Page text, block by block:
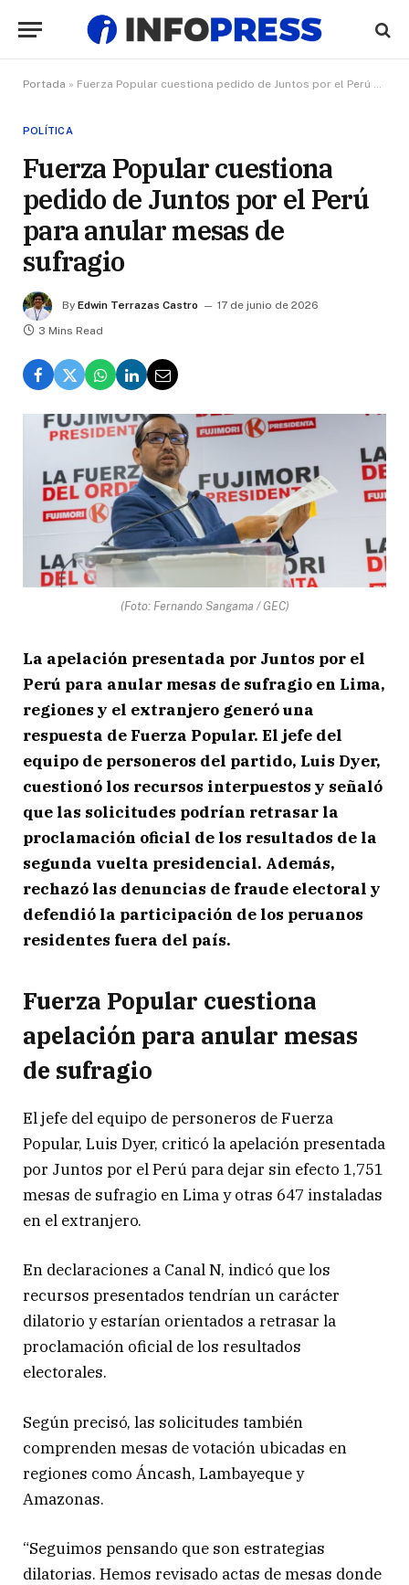
Portada » Fuerza Popular cuestiona pedido de Juntos por el Perú para anular mesas de sufragio
POLÍTICA
Fuerza Popular cuestiona
pedido de Juntos por el Perú
para anular mesas de
sufragio
By Edwin Terrazas Castro
17 de junio de 2026
3 Mins Read
(Foto: Fernando Sangama / GEC)
La apelación presentada por Juntos por el
Perú para anular mesas de sufragio en Lima,
regiones y el extranjero generó una
respuesta de Fuerza Popular. El jefe del
equipo de personeros del partido, Luis Dyer,
cuestionó los recursos interpuestos y señaló
que las solicitudes podrían retrasar la
proclamación oficial de los resultados de la
segunda vuelta presidencial. Además,
rechazó las denuncias de fraude electoral y
defendió la participación de los peruanos
residentes fuera del país.
Fuerza Popular cuestiona
apelación para anular mesas
de sufragio
El jefe del equipo de personeros de Fuerza
Popular, Luis Dyer, criticó la apelación presentada
por Juntos por el Perú para dejar sin efecto 1,751
mesas de sufragio en Lima y otras 647 instaladas
en el extranjero.
En declaraciones a Canal N, indicó que los
recursos presentados tendrían un carácter
dilatorio y estarían orientados a retrasar la
proclamación oficial de los resultados
electorales.
Según precisó, las solicitudes también
comprenden mesas de votación ubicadas en
regiones como Áncash, Lambayeque y
Amazonas.
“Seguimos pensando que son estrategias
dilatorias. Hemos revisado actas de mesas donde